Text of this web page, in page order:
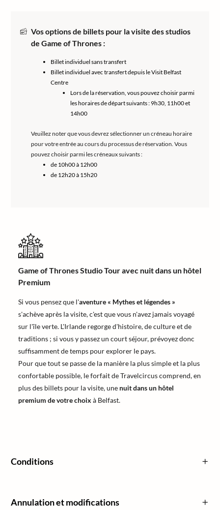
Vos options de billets pour la visite des studios
de Game of Thrones :
Billet individuel sans transfert
Billet individuel avec transfert depuis le Visit Belfast
Centre
Lors de la réservation, vous pouvez choisir parmi
les horaires de départ suivants : 9h30, 11h00 et
14h00
Veuillez noter que vous devrez sélectionner un créneau horaire
pour votre entrée au cours du processus de réservation. Vous
pouvez choisir parmi les créneaux suivants :
de 10h00 à 12h00
de 12h20 à 15h20
Game of Thrones Studio Tour avec nuit dans un hôtel
Premium
Si vous pensez que l'aventure « Mythes et légendes »
s'achève après la visite, c'est que vous n'avez jamais voyagé
sur l'île verte. L'Irlande regorge d'histoire, de culture et de
traditions ; si vous y passez un court séjour, prévoyez donc
suffisamment de temps pour explorer le pays.
Pour que tout se passe de la manière la plus simple et la plus
confortable possible, le forfait de Travelcircus comprend, en
plus des billets pour la visite, une nuit dans un hôtel
premium de votre choix à Belfast.
Conditions
Annulation et modifications